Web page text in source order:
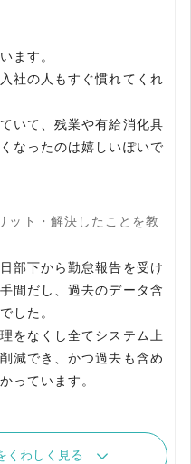
ます。
社の人もすぐ慣れてくれ
いて、残業や有給消化具
なったのは嬉しいぽいで
ット・解決したことを教
部下から勤怠報告を受け
間だし、過去のデータ含
した。
をなくし全てシステム上
減でき、かつ過去も含め
っています。
くわしく見る